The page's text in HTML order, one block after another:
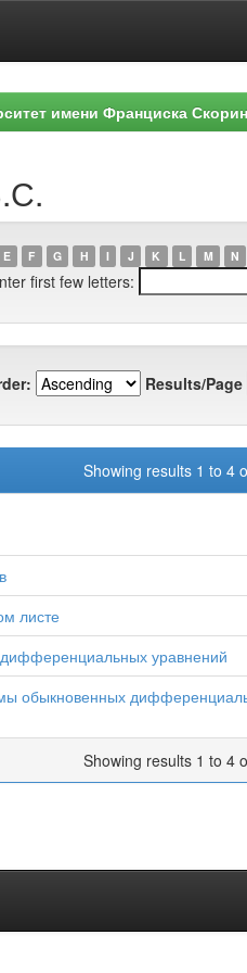
имени Франциска
E F G H I J K L M N
first few letters:
Results/Page
Showing results 1 to 4
листе
уравнений
обыкновенных
Showing results 1 to 4